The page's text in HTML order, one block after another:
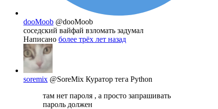
dooMoob @dooMoob
соседский вайфай взломать задумал
Написано более трёх лет назад
soremix @SoreMix Куратор тега Python
там нет пароля , а просто запрашивать
пароль должен